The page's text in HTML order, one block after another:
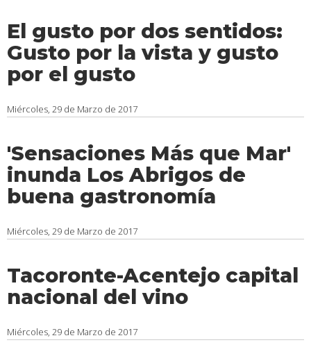
El gusto por dos sentidos:
Gusto por la vista y gusto
por el gusto
Miércoles, 29 de Marzo de 2017
'Sensaciones Más que Mar'
inunda Los Abrigos de
buena gastronomía
Miércoles, 29 de Marzo de 2017
Tacoronte-Acentejo capital
nacional del vino
Miércoles, 29 de Marzo de 2017